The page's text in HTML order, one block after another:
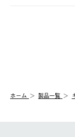
【配送業者】
佐川急便にて配送
お客様都合の返品
一度お手元の商品
LOGOS FAMILY
ホーム 製品一覧